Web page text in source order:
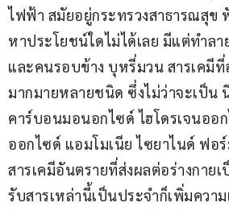
ไฟฟ้า สมัยอยู่กระทรวงสาธารณสุข
หาประโยชน์ใดไม่ได้เลย มีแต่ทำล
และคนรอบข้าง บุหรี่มวน สารเคมี
มากมายหลายชนิด ซึ่งไม่ว่าจะเป็น
คาร์บอนมอนอกไซด์ ไฮโดรเจนออ
ออกไซด์ แอมโมเนีย ไซยาไนด์ ฟอ
สารเคมีอันตรายที่ส่งผลต่อร่างกาย
รับสารเหล่านี้เป็นประจำก็เพิ่มความ